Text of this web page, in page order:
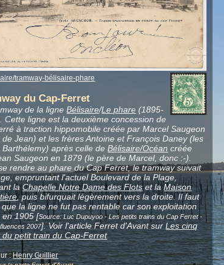
tramway-bélisaire-phare
du Cap-Ferret
de la ligneBélisaire/Le phare (1895-
Cette ligne est la deuxième concession de
à traction hippomobile créée par Marcel Saugeon
de Jean) et les frères Antoine et François Daney (les
Barthélemy) après celle deBélisaire/Océan créée
Saugeon en 1879 (le père de Marcel, donc :-).
rendre au phare du Cap Ferret, le tramway suivait
empruntant l'actuel Boulevard de la Plage,
laChapelle Notre Dame des Flotset laMaison
, puis bifurquait légèrement vers la droite. Il faut
que la ligne ne fut pas rentable car son exploitation
en 1905 [Source: Luc Dupuyoo - Les petits trains du Cap Ferret -
2007]. Voir l'article Ferret d'Avant surLes cinq
du petit train du Cap-Ferret
:Henry Guillier